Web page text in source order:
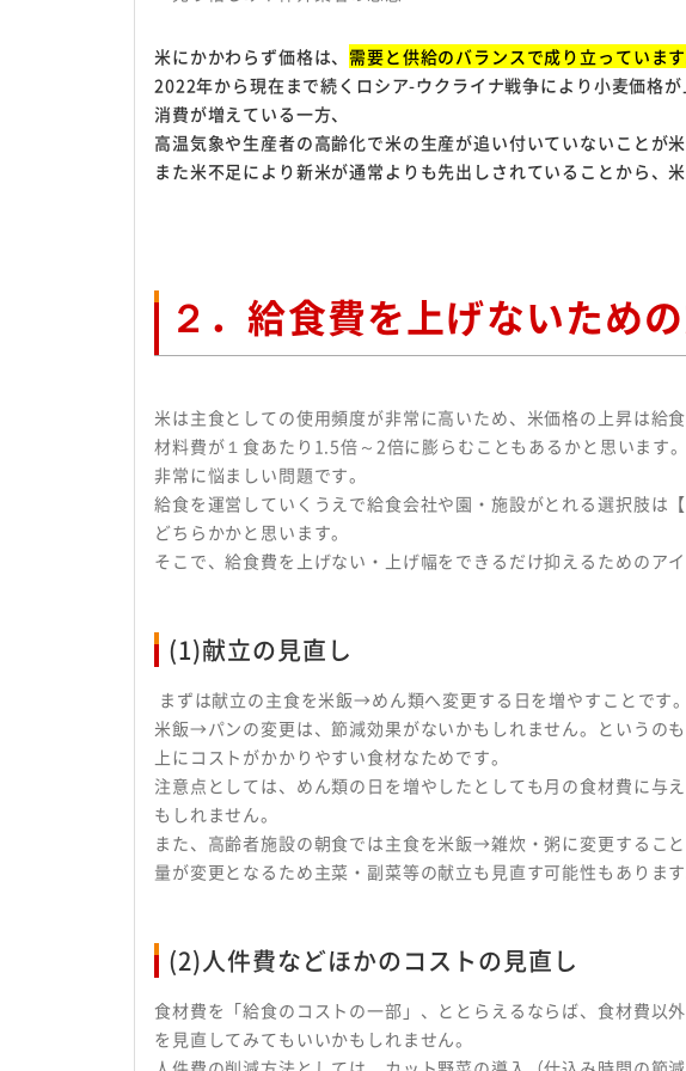
米にかかわらず価格は、 需要と供給のバランスで成り立っています
2022年から現在まで続くロシア-ウクライナ戦争により小麦価格
消費が増えている一方、
高温気象や生産者の高齢化で米の生産が追い付いていないことが
また米不足により新米が通常よりも先出しされていることから、
２．給食費を上げないため
米は主食としての使用頻度が非常に高いため、米価格の上昇は給
材料費が１食あたり1.5倍～2倍に膨らむこともあるかと思います
非常に悩ましい問題です。
給食を運営していくうえで給食会社や園・施設がとれる選択肢は
どちらかかと思います。
そこで、給食費を上げない・上げ幅をできるだけ抑えるためのア
(1)献立の見直し
まずは献立の主食を米飯→めん類へ変更する日を増やすことです。
米飯→パンの変更は、節減効果がないかもしれません。というの
上にコストがかかりやすい食材なためです。
注意点としては、めん類の日を増やしたとしても月の食材費に与
もしれません。
また、高齢者施設の朝食では主食を米飯→雑炊・粥に変更するこ
量が変更となるため主菜・副菜等の献立も見直す可能性もあります
(2)人件費などほかのコストの見直し
食材費を「給食のコストの一部」、ととらえるならば、食材費以
を見直してみてもいいかもしれません。